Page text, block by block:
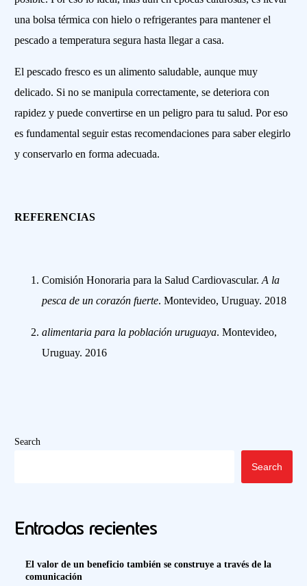
una bolsa térmica con hielo o refrigerantes para mantener el
pescado a temperatura segura hasta llegar a casa.
El pescado fresco es un alimento saludable, aunque muy
delicado. Si no se manipula correctamente, se deteriora con
rapidez y puede convertirse en un peligro para tu salud. Por eso
es fundamental seguir estas recomendaciones para saber elegirlo
y conservarlo en forma adecuada.
REFERENCIAS
Comisión Honoraria para la Salud Cardiovascular.A la
pesca de un corazón fuerte. Montevideo, Uruguay. 2018
alimentaria para la población uruguaya. Montevideo,
Uruguay. 2016
Search
Search
Entradas recientes
El valor de un beneficio también se construye a través de la
comunicación